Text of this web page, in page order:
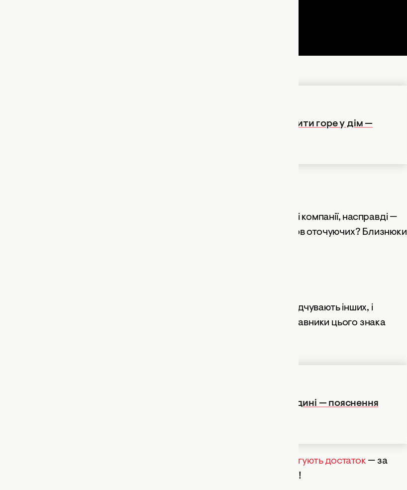
Куди треба перевісити годинник, щоб не впустити горе у дім —
Веселі та комунікативні Близнюки, які завжди в центрі компанії, насправді —
мудреці. Інакше як би вони так легко завоювали любов оточуючих? Близнюки
Мудрість Скорпіонам подарована зірками. Ці люди відчувають інших, і
знають, як правильно діяти в різних ситуаціях. Представники цього знака
Муляє етикетка чи нитка? Не відрізайте її на людині — пояснення
притягують достаток — за
фен-шуй. З ними гроші самі будуть пливти вам у руки!